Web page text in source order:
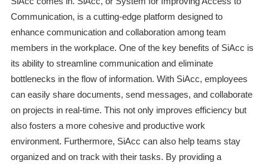
Communication, is a cutting-edge platform designed to
enhance communication and collaboration among team
members in the workplace. One of the key benefits of SiAcc is
its ability to streamline communication and eliminate
bottlenecks in the flow of information. With SiAcc, employees
can easily share documents, send messages, and collaborate
on projects in real-time. This not only improves efficiency but
also fosters a more cohesive and productive work
environment. Furthermore, SiAcc can also help teams stay
organized and on track with their tasks. By providing a